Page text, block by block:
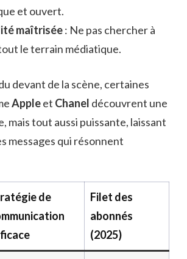
et ouvert.
maîtrisée: Ne pas chercher à
le terrain médiatique.
devant de la scène, certaines
Appleet Chanel découvrent une
mais tout aussi puissante, laissant
messages qui résonnent
de
Filet des
abonnés
(2025)